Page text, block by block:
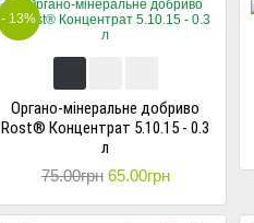
Органо-мінеральне добриво
Rost® Концентрат 5.10.15 - 0.3
л
75.00грн 65.00грн
- 13%